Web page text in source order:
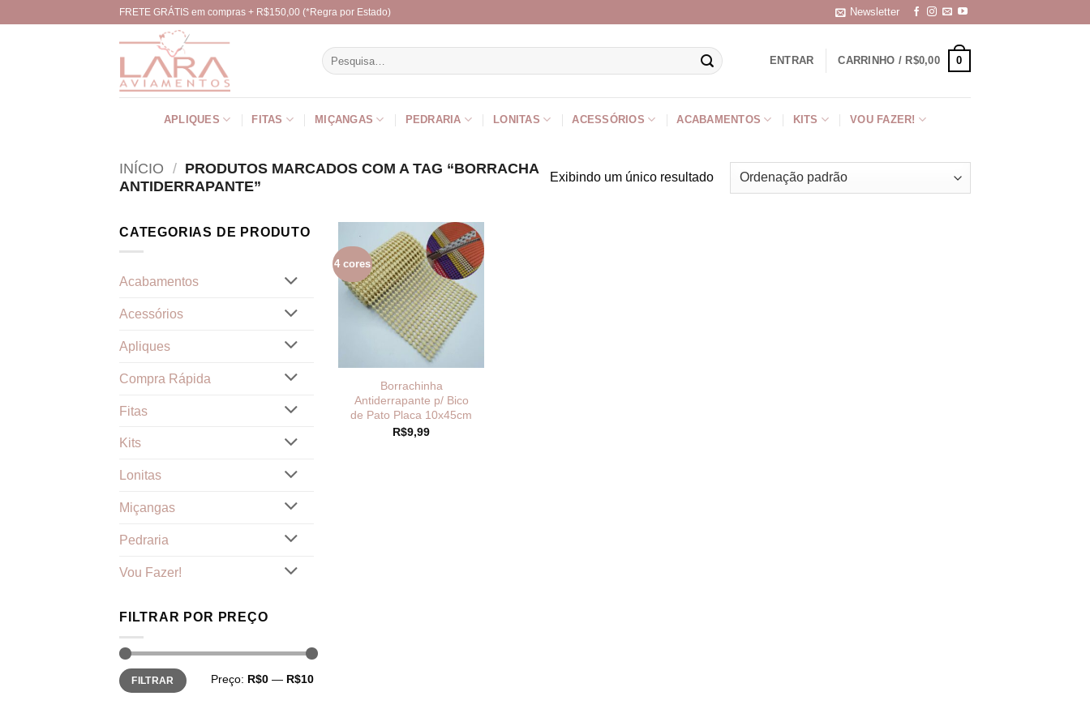
FRETE GRÁTIS em compras + R$150,00 (*Regra por Estado) Newsletter
Pesquisar
por:
ENTRAR CARRINHO / R$0,00 0
APLIQUES FITAS MIÇANGAS PEDRARIA LONITAS ACESSÓRIOS ACABAMENTOS KITS VOU FAZER!
INÍCIO / PRODUTOS MARCADOS COM A TAG “BORRACHA
ANTIDERRAPANTE”
Exibindo um único resultado
CATEGORIAS DE PRODUTO
Acabamentos
Acessórios
Apliques
Compra Rápida
Fitas
Kits
Lonitas
Miçangas
Pedraria
Vou Fazer!
FILTRAR POR PREÇO
Preço
mínimo
Preço
máximo
FILTRAR Preço: R$0 — R$10
4 cores
Borrachinha
Antiderrapante p/ Bico
de Pato Placa 10x45cm
R$9,99